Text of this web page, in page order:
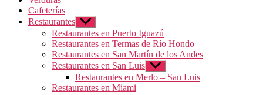
Cafeterías
Restaurantes Mostrar
el
submenú
Restaurantes en Puerto Iguazú
Restaurantes en Termas de Río Hondo
Restaurantes en San Martín de los Andes
Restaurantes en San Luis Mostrar
el
submenú
Restaurantes en Merlo – San Luis
Restaurantes en Miami